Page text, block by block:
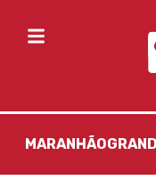
MARANHÃO